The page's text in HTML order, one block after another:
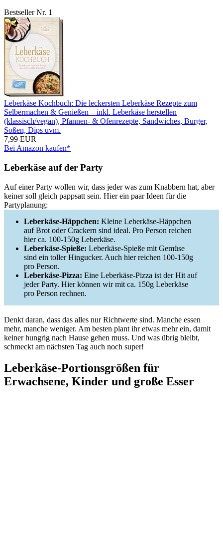
Bestseller Nr. 1
Leberkäse Kochbuch: Die leckersten Leberkäse Rezepte zum
Selbermachen & Genießen – inkl. Leberkäse herstellen
(klassisch/vegan), Pfannen- & Ofenrezepte, Sandwiches, Burger,
Soßen, Dips uvm.
7,99 EUR
Bei Amazon kaufen*
Leberkäse auf der Party
Auf einer Party wollen wir, dass jeder was zum Knabbern hat, aber
keiner soll gleich pappsatt sein. Hier ein paar Ideen für die
Partyplanung:
Leberkäse-Häppchen: Kleine Leberkäse-Häppchen
auf Brot oder Crackern sind ideal. Pro Person reichen
hier ca. 100-150g Leberkäse.
Leberkäse-Spieße: Leberkäse-Spieße mit Gemüse
sind ein toller Hingucker. Auch hier reichen 100-150g
pro Person.
Leberkäse-Pizza: Eine Leberkäse-Pizza ist der Hit auf
jeder Party. Hier können wir mit ca. 150g Leberkäse
pro Person rechnen.
Denkt daran, dass das alles nur Richtwerte sind. Manche essen
mehr, manche weniger. Am besten plant ihr etwas mehr ein, damit
keiner hungrig nach Hause gehen muss. Und was übrig bleibt,
schmeckt am nächsten Tag auch noch super!
Leberkäse-Portionsgrößen für
Erwachsene, Kinder und große Esser